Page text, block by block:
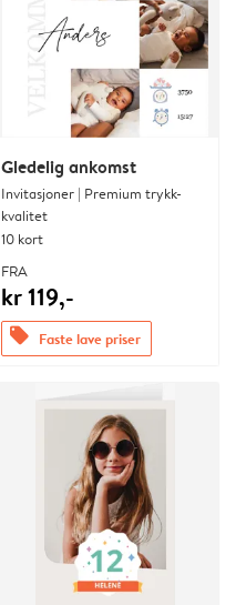
Gledelig ankomst
Invitasjoner | Premium trykk-
kvalitet
10 kort
FRA
kr 119,-
offers Faste lave priser